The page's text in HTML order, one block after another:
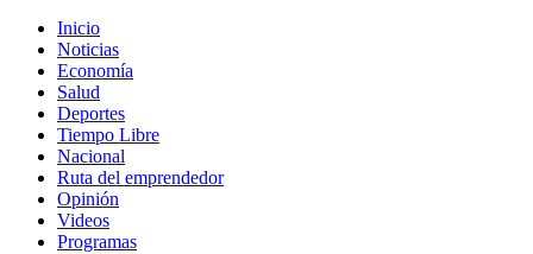
Inicio
Noticias
Economía
Salud
Deportes
Tiempo Libre
Nacional
Ruta del emprendedor
Opinión
Videos
Programas